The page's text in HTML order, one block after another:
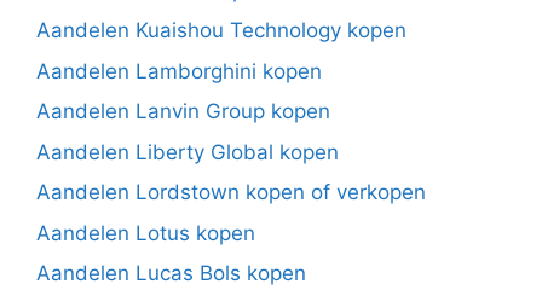
Aandelen Kuaishou Technology kopen
Aandelen Lamborghini kopen
Aandelen Lanvin Group kopen
Aandelen Liberty Global kopen
Aandelen Lordstown kopen of verkopen
Aandelen Lotus kopen
Aandelen Lucas Bols kopen